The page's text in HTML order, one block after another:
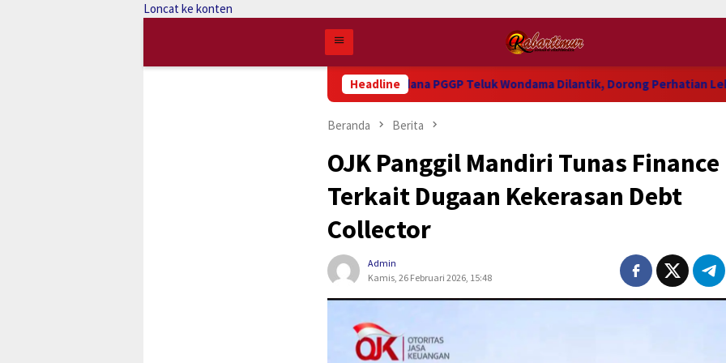
Loncat ke konten
Headline
Pengurus Perdana PGGP Teluk Wondama Dilantik, Dorong Perhatian Lebih Serius
Beranda Berita
OJK Panggil Mandiri Tunas Finance
Terkait Dugaan Kekerasan Debt
Collector
Admin
Kamis, 26 Februari 2026, 15:48